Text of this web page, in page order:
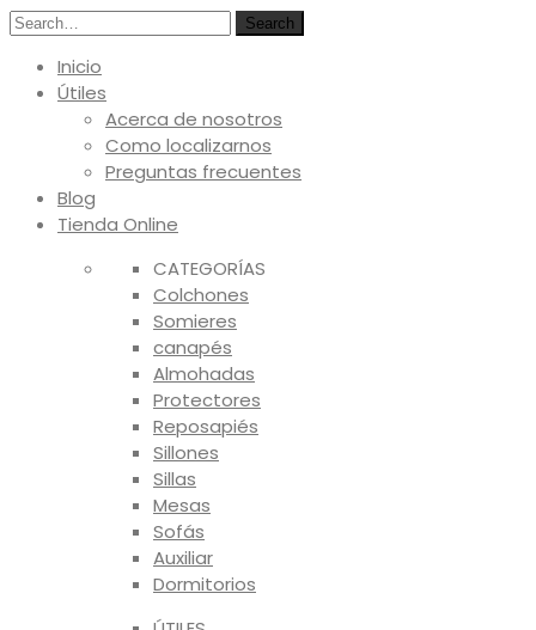
Search
Inicio
Útiles
Acerca de nosotros
Como localizarnos
Preguntas frecuentes
Blog
Tienda Online
CATEGORÍAS
Colchones
Somieres
canapés
Almohadas
Protectores
Reposapiés
Sillones
Sillas
Mesas
Sofás
Auxiliar
Dormitorios